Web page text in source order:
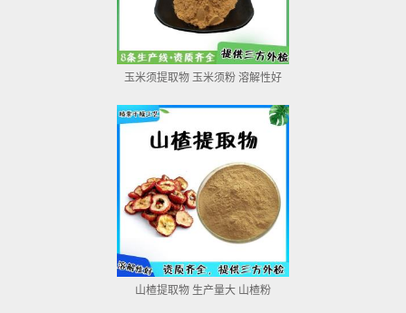
玉米须提取物 玉米须粉 溶解性好
山楂提取物 生产量大 山楂粉